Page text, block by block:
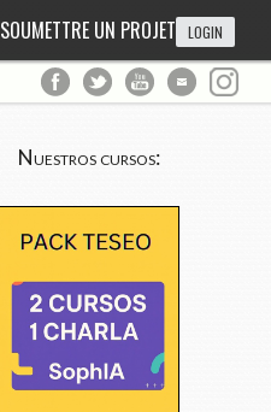
SOUMETTRE UN PROJET LOGIN
Nuestros cursos: